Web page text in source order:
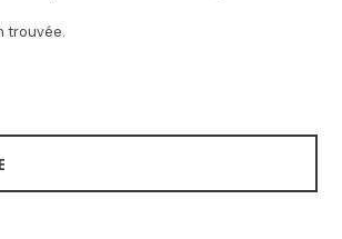
trouvée.